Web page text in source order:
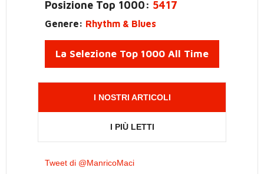
Posizione Top 1000: 5417
Genere: Rhythm & Blues
La Selezione Top 1000 All Time
I NOSTRI ARTICOLI
I PIÙ LETTI
Tweet di @ManricoMaci